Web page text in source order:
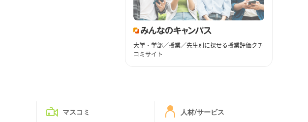
大学・学部／授業／先生別に探せる授業評価クチ
コミサイト
マスコミ 人材/サービス